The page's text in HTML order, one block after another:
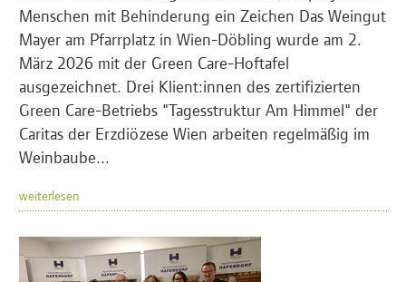
Menschen mit Behinderung ein Zeichen Das Weingut
Mayer am Pfarrplatz in Wien-Döbling wurde am 2.
März 2026 mit der Green Care-Hoftafel
ausgezeichnet. Drei Klient:innen des zertifizierten
Green Care-Betriebs "Tagesstruktur Am Himmel" der
Caritas der Erzdiözese Wien arbeiten regelmäßig im
Weinbaube...
weiterlesen